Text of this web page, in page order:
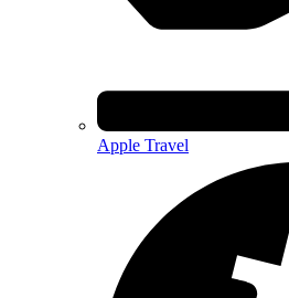
Apple Travel